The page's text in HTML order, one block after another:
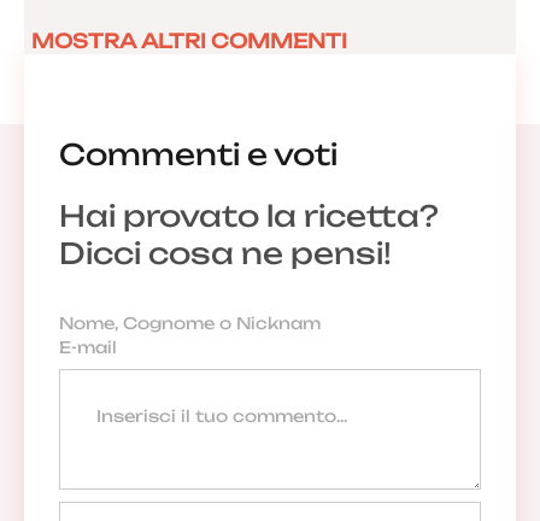
Commenti e voti
Hai provato la ricetta?
Dicci cosa ne pensi!
MOSTRA ALTRI COMMENTI